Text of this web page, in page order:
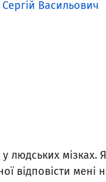
Васильович
людських мізках.
відповісти мені